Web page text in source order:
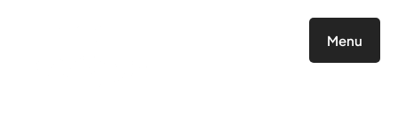
Menu